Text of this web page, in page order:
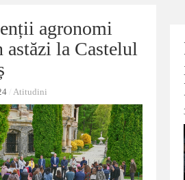
agronomi
astăzi la Castelul
Atitudini
agronomi
astăzi la Castelul
Atitudini